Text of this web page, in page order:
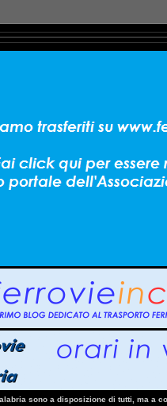
sono a disposizione di tutti, ma a